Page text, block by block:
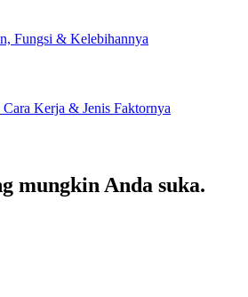
Fungsi & Kelebihannya
Kerja & Jenis Faktornya
mungkin Anda suka.